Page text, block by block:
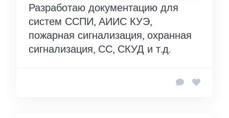
Разработаю документацию для
систем ССПИ, АИИС КУЭ,
пожарная сигнализация, охранная
сигнализация, СС, СКУД и т.д.